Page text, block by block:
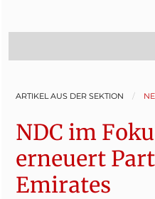
ARTIKEL AUS DER SEKTION
NDC im
erneuert
Emirates